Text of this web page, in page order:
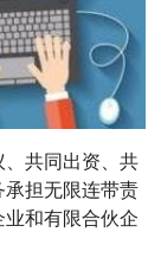
共同出资、共
承担无限连带责
和有限合伙企